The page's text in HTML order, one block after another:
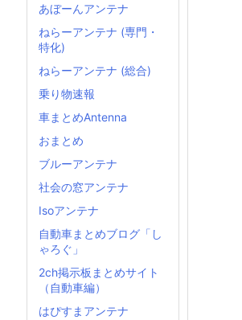
あぼーんアンテナ
ねらーアンテナ (専門・
特化)
ねらーアンテナ (総合)
乗り物速報
車まとめAntenna
おまとめ
ブルーアンテナ
社会の窓アンテナ
Isoアンテナ
自動車まとめブログ「し
ゃろぐ」
2ch掲示板まとめサイト
（自動車編）
はぴすまアンテナ